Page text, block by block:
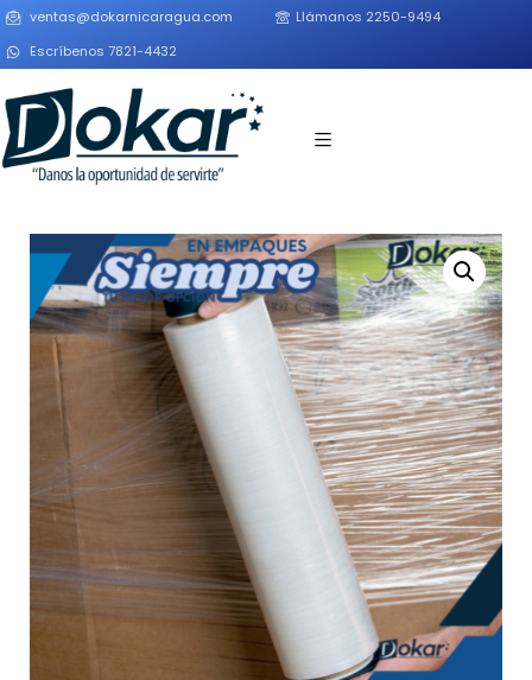
ventas@dokarnicaragua.com
Llámanos 2250-9494
Escríbenos 7821-4432